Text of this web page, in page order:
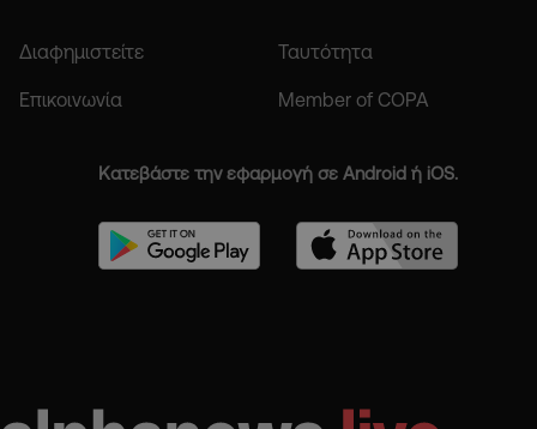
Διαφημιστείτε Ταυτότητα
Επικοινωνία Member of COPA
Κατεβάστε την εφαρμογή σε Android ή iOS.